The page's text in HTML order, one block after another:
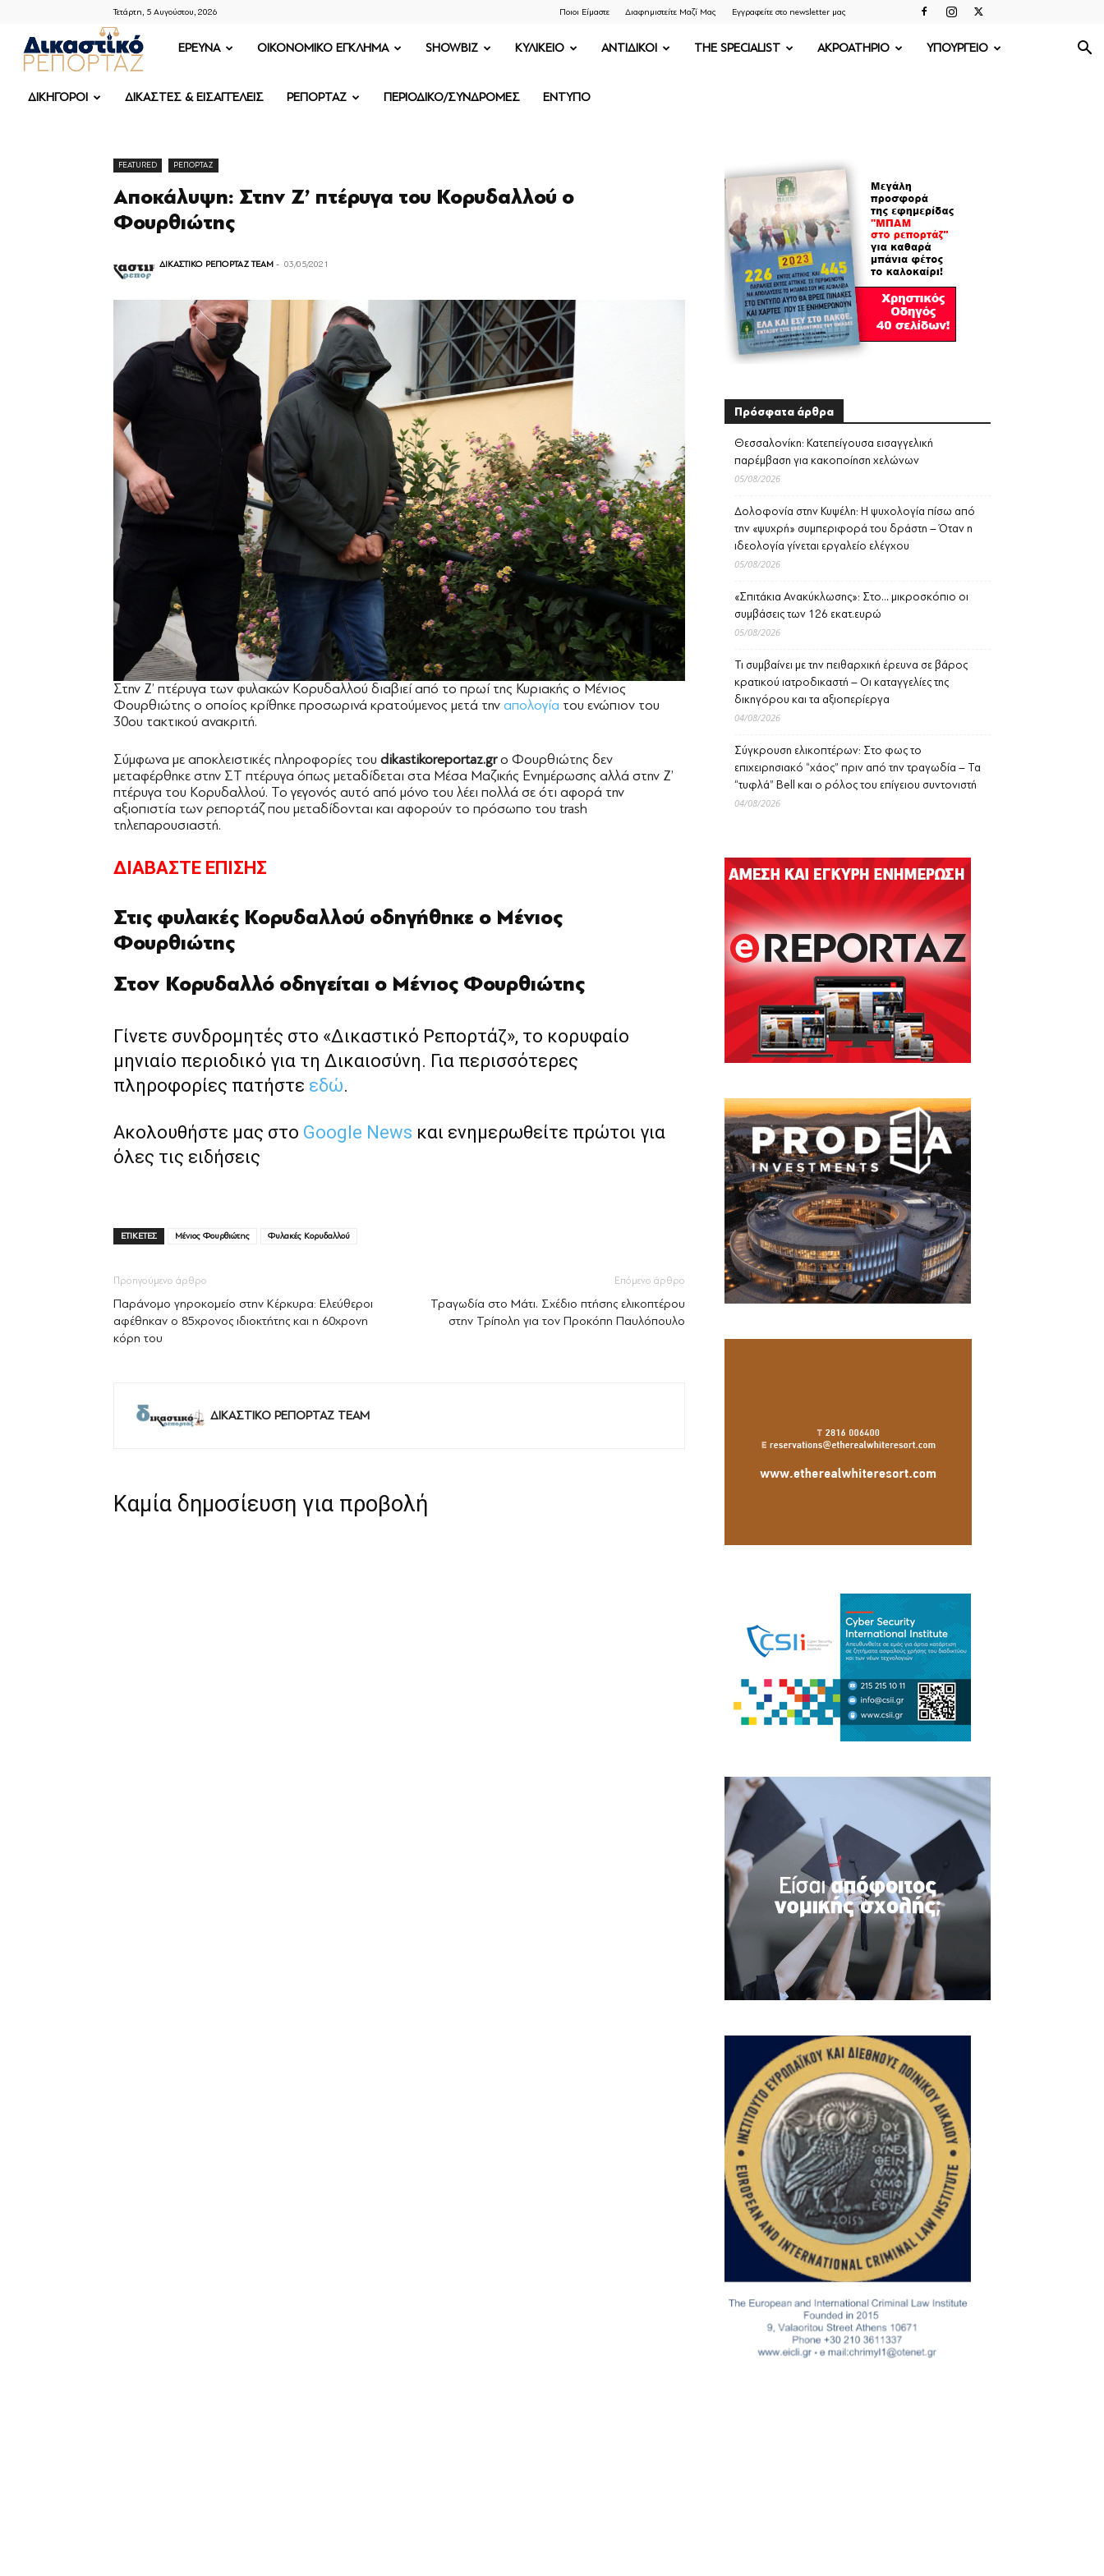
Τετάρτη, 5 Αυγούστου, 2026 Ποιοι Είμαστε Διαφημιστείτε Μαζί Μας Εγγραφείτε στο newsletter μας
ΔΙΚΑΣΤΙΚΟ
ΡΕΠΟΡΤΑΖ
ΕΡΕΥΝΑ OIKONOMIKO ΕΓΚΛΗΜΑ SHOWBIZ ΚΥΛΙΚΕΙΟ ΑΝΤΙΔΙΚΟΙ THE SPECIALIST ΑΚΡΟΑΤΗΡΙΟ ΥΠΟΥΡΓΕΙΟ
ΔΙΚΗΓΟΡΟΙ ΔΙΚΑΣΤΕΣ & ΕΙΣΑΓΓΕΛΕΙΣ ΡΕΠΟΡΤΑΖ ΠΕΡΙΟΔΙΚΟ/ΣΥΝΔΡΟΜΕΣ ΕΝΤΥΠΟ
FEATURED ΡΕΠΟΡΤΑΖ
Αποκάλυψη: Στην Ζ’ πτέρυγα του Κορυδαλλού ο
Φουρθιώτης
ΔΙΚΑΣΤΙΚΟ ΡΕΠΟΡΤΑΖ TEAM - 03/05/2021
Στην Ζ’ πτέρυγα των φυλακών Κορυδαλλού διαβιεί από το πρωί της Κυριακής ο Μένιος
Φουρθιώτης ο οποίος κρίθηκε προσωρινά κρατούμενος μετά την απολογία του ενώπιον του
30ου τακτικού ανακριτή.
Σύμφωνα με αποκλειστικές πληροφορίες του dikastikoreportaz.grο Φουρθιώτης δεν
μεταφέρθηκε στην ΣΤ πτέρυγα όπως μεταδίδεται στα Μέσα Μαζικής Ενημέρωσης αλλά στην Ζ’
πτέρυγα του Κορυδαλλού. Το γεγονός αυτό από μόνο του λέει πολλά σε ότι αφορά την
αξιοπιστία των ρεπορτάζ που μεταδίδονται και αφορούν το πρόσωπο του trash
τηλεπαρουσιαστή.
ΔΙΑΒΑΣΤΕ ΕΠΙΣΗΣ
Στις φυλακές Κορυδαλλού οδηγήθηκε ο Μένιος
Φουρθιώτης
Στον Κορυδαλλό οδηγείται ο Μένιος Φουρθιώτης
Γίνετε συνδρομητές στο «Δικαστικό Ρεπορτάζ», το κορυφαίο
μηνιαίο περιοδικό για τη Δικαιοσύνη. Για περισσότερες
πληροφορίες πατήστε εδώ.
Ακολουθήστε μας στο Google News και ενημερωθείτε πρώτοι για
όλες τις ειδήσεις
ΕΤΙΚΕΤΕΣ Μένιος Φουρθιώτης Φυλακές Κορυδαλλού
Προηγούμενο άρθρο
Παράνομο γηροκομείο στην Κέρκυρα: Ελεύθεροι
αφέθηκαν ο 85χρονος ιδιοκτήτης και η 60χρονη
κόρη του
Επόμενο άρθρο
Τραγωδία στο Μάτι. Σχέδιο πτήσης ελικοπτέρου
στην Τρίπολη για τον Προκόπη Παυλόπουλο
ΔΙΚΑΣΤΙΚΟ ΡΕΠΟΡΤΑΖ TEAM
Καμία δημοσίευση για προβολή
Πρόσφατα άρθρα
Θεσσαλονίκη: Κατεπείγουσα εισαγγελική
παρέμβαση για κακοποίηση χελώνων
05/08/2026
Δολοφονία στην Κυψέλη: Η ψυχολογία πίσω από
την «ψυχρή» συμπεριφορά του δράστη – Όταν η
ιδεολογία γίνεται εργαλείο ελέγχου
05/08/2026
«Σπιτάκια Ανακύκλωσης»: Στο… μικροσκόπιο οι
συμβάσεις των 126 εκατ.ευρώ
05/08/2026
Τι συμβαίνει με την πειθαρχική έρευνα σε βάρος
κρατικού ιατροδικαστή – Οι καταγγελίες της
δικηγόρου και τα αξιοπερίεργα
04/08/2026
Σύγκρουση ελικοπτέρων: Στο φως το
επιχειρησιακό “χάος” πριν από την τραγωδία – Τα
“τυφλά” Bell και ο ρόλος του επίγειου συντονιστή
04/08/2026